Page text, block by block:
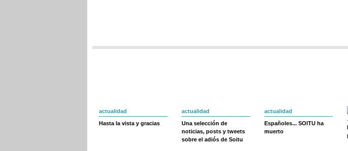
actualidad
Hasta la vista y gracias
actualidad
Una selección de
noticias, posts y tweets
sobre el adiós de Soitu
actualidad
Españoles... SOITU ha
muerto